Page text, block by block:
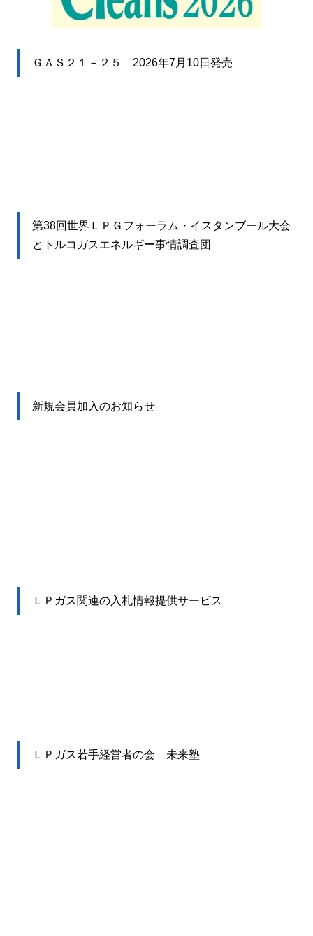
ＧＡＳ２１－２５ 2026年7月10日発売
第38回世界ＬＰＧフォーラム・イスタンブール大会
とトルコガスエネルギー事情調査団
新規会員加入のお知らせ
ＬＰガス関連の入札情報提供サービス
ＬＰガス若手経営者の会 未来塾